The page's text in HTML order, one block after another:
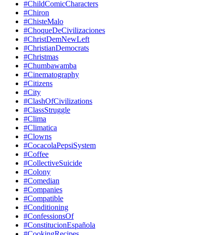
#ChildComicCharacters
#Chiron
#ChisteMalo
#ChoqueDeCivilizaciones
#ChristDemNewLeft
#ChristianDemocrats
#Christmas
#Chumbawamba
#Cinematography
#Citizens
#City
#ClashOfCivilizations
#ClassStruggle
#Clima
#Climatica
#Clowns
#CocacolaPepsiSystem
#Coffee
#CollectiveSuicide
#Colony
#Comedian
#Companies
#Compatible
#Conditioning
#ConfessionsOf
#ConstitucionEspañola